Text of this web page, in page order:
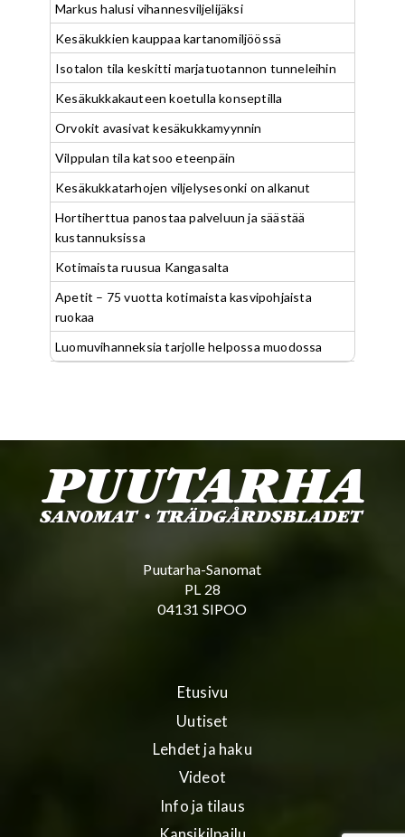
Markus halusi vihannesviljelijäksi
Kesäkukkien kauppaa kartanomiljöössä
Isotalon tila keskitti marjatuotannon tunneleihin
Kesäkukkakauteen koetulla konseptilla
Orvokit avasivat kesäkukkamyynnin
Vilppulan tila katsoo eteenpäin
Kesäkukkatarhojen viljelysesonki on alkanut
Hortiherttua panostaa palveluun ja säästää
kustannuksissa
Kotimaista ruusua Kangasalta
Apetit – 75 vuotta kotimaista kasvipohjaista
ruokaa
Luomuvihanneksia tarjolle helpossa muodossa
Puutarha-Sanomat
PL 28
04131 SIPOO
Etusivu
Uutiset
Lehdet ja haku
Videot
Info ja tilaus